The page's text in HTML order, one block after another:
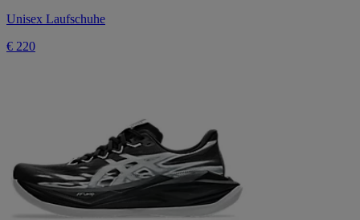
Unisex Laufschuhe
€ 220